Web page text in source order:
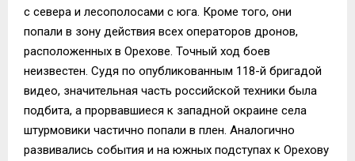
с севера и лесополосами с юга. Кроме того, они
попали в зону действия всех операторов дронов,
расположенных в Орехове. Точный ход боев
неизвестен. Судя по опубликованным 118-й бригадой
видео, значительная часть российской техники была
подбита, а прорвавшиеся к западной окраине села
штурмовики частично попали в плен. Аналогично
развивались события и на южных подступах к Орехову